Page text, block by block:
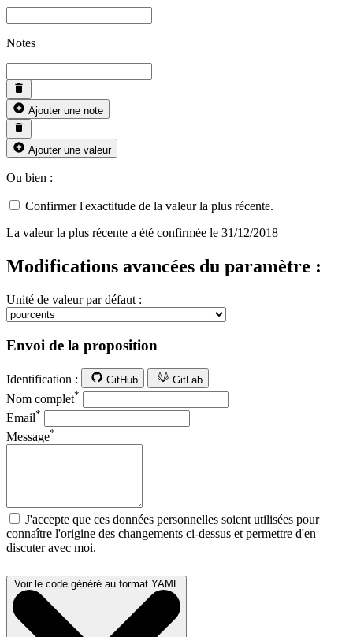
Notes
Ajouter une note
Ajouter une valeur
Ou bien :
Confirmer l'exactitude de la valeur la plus récente.
La valeur la plus récente a été confirmée le 31/12/2018
Modifications avancées du paramètre :
Unité de valeur par défaut :
Envoi de la proposition
Identification : GitHub GitLab
Nom complet*
Email*
Message*
J'accepte que ces données personnelles soient utilisées pour
connaître l'origine des changements ci-dessus et permettre d'en
discuter avec moi.
Voir le code généré au format YAML